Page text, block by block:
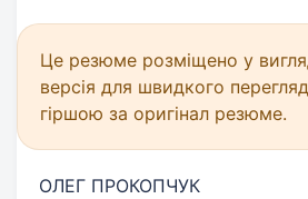
Це резюме розміщено у
версія для швидкого
гіршою за оригінал резюме.
ОЛЕГ ПРОКОПЧУК